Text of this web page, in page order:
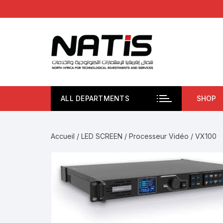
au
ALL DEPARTMENTS SHOP
Accueil / LED SCREEN / Processeur Vidéo / VX100